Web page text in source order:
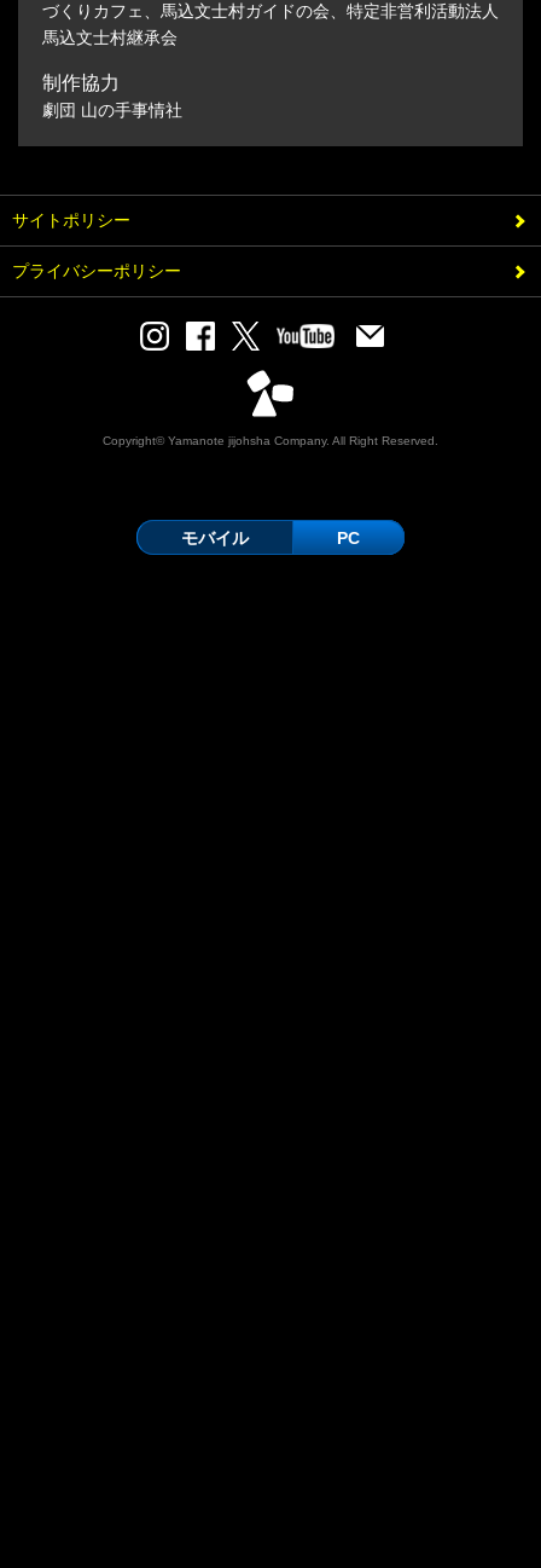
づくりカフェ、馬込文士村ガイドの会、特定非営利活動法人
馬込文士村継承会
制作協力
劇団 山の手事情社
サイトポリシー
プライバシーポリシー
Copyright© Yamanote jijohsha Company. All Right Reserved.
モバイル PC